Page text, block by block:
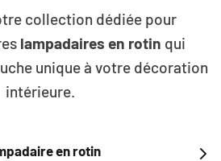
collection dédiée pour
lampadaires en rotin qui
unique à votre décoration
intérieure.
en rotin